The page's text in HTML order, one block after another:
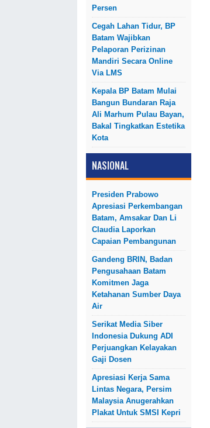
Persen
Cegah Lahan Tidur, BP
Batam Wajibkan
Pelaporan Perizinan
Mandiri Secara Online
Via LMS
Kepala BP Batam Mulai
Bangun Bundaran Raja
Ali Marhum Pulau Bayan,
Bakal Tingkatkan Estetika
Kota
NASIONAL
Presiden Prabowo
Apresiasi Perkembangan
Batam, Amsakar Dan Li
Claudia Laporkan
Capaian Pembangunan
Gandeng BRIN, Badan
Pengusahaan Batam
Komitmen Jaga
Ketahanan Sumber Daya
Air
Serikat Media Siber
Indonesia Dukung ADI
Perjuangkan Kelayakan
Gaji Dosen
Apresiasi Kerja Sama
Lintas Negara, Persim
Malaysia Anugerahkan
Plakat Untuk SMSI Kepri